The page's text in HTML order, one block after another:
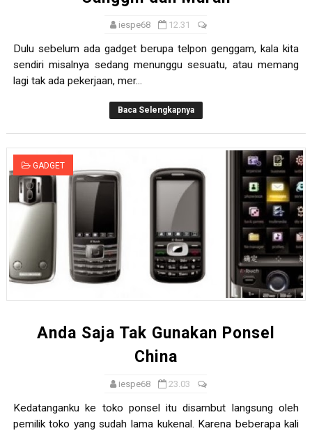
iespe68 12.31
Dulu sebelum ada gadget berupa telpon genggam, kala kita
sendiri misalnya sedang menunggu sesuatu, atau memang
lagi tak ada pekerjaan, mer...
Baca Selengkapnya
GADGET
Anda Saja Tak Gunakan Ponsel
China
iespe68 23.03
Kedatanganku ke toko ponsel itu disambut langsung oleh
pemilik toko yang sudah lama kukenal. Karena beberapa kali